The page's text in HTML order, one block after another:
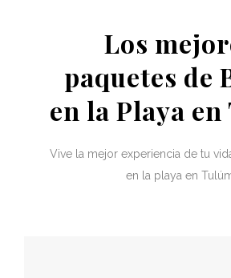
Los
paquetes de
en la Playa
Vive la mejor experiencia de tu
en la playa en